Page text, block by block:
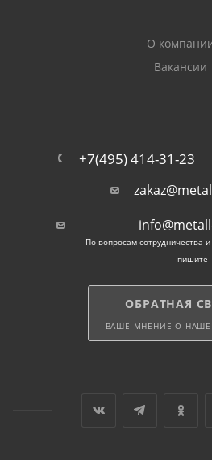
О
Вакансии
+7(495) 414-31-23
По вопросам сотрудничества
пишите
ОБРАТНАЯ
ВАШЕ МНЕНИЕ О